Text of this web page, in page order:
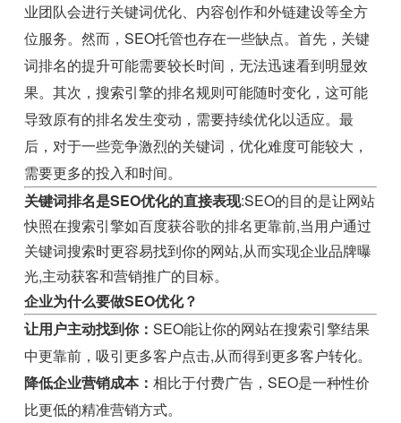
业团队会进行关键词优化、内容创作和外链建设等全方
位服务。然而，SEO托管也存在一些缺点。首先，关键
词排名的提升可能需要较长时间，无法迅速看到明显效
果。其次，搜索引擎的排名规则可能随时变化，这可能
导致原有的排名发生变动，需要持续优化以适应。最
后，对于一些竞争激烈的关键词，优化难度可能较大，
需要更多的投入和时间。
关键词排名是SEO优化的直接表现:SEO的目的是让网站
快照在搜索引擎如百度获谷歌的排名更靠前,当用户通过
关键词搜索时更容易找到你的网站,从而实现企业品牌曝
光,主动获客和营销推广的目标。
企业为什么要做SEO优化？
让用户主动找到你：SEO能让你的网站在搜索引擎结果
中更靠前，吸引更多客户点击,从而得到更多客户转化。
降低企业营销成本：相比于付费广告，SEO是一种性价
比更低的精准营销方式。